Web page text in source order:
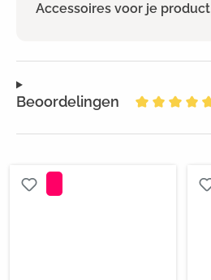
Accessoires voor je product
Beoordelingen